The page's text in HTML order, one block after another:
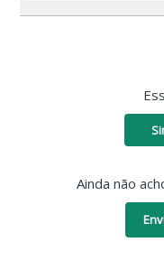
Ainda não